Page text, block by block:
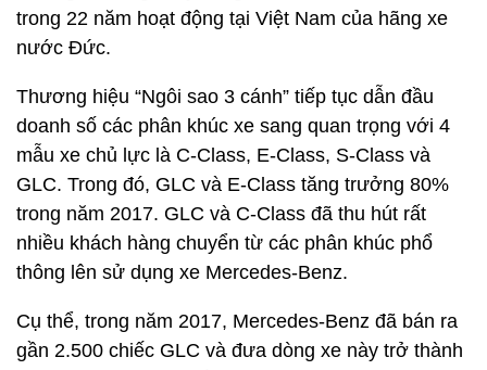
trong 22 năm hoạt động tại Việt Nam của hãng xe
nước Đức.
Thương hiệu “Ngôi sao 3 cánh” tiếp tục dẫn đầu
doanh số các phân khúc xe sang quan trọng với 4
mẫu xe chủ lực là C-Class, E-Class, S-Class và
GLC. Trong đó, GLC và E-Class tăng trưởng 80%
trong năm 2017. GLC và C-Class đã thu hút rất
nhiều khách hàng chuyển từ các phân khúc phổ
thông lên sử dụng xe Mercedes-Benz.
Cụ thể, trong năm 2017, Mercedes-Benz đã bán ra
gần 2.500 chiếc GLC và đưa dòng xe này trở thành